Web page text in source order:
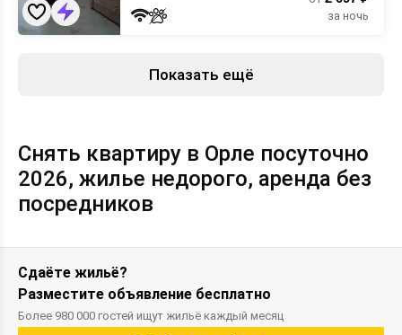
за ночь
Показать ещё
Снять квартиру в Орле посуточно
2026, жилье недорого, аренда без
посредников
Сдаёте жильё?
Разместите объявление бесплатно
Более 980 000 гостей ищут жильё каждый месяц